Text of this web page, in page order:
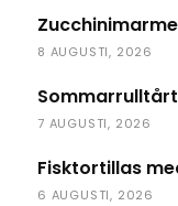
8 AUGUSTI, 2026
7 AUGUSTI, 2026
Fisktortillas
6 AUGUSTI, 2026